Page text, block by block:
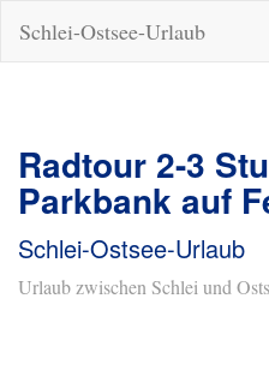
Schlei-Ostsee-Urlaub
Radtour 2-3
Parkbank auf
Schlei-Ostsee-Urlaub
Urlaub zwischen Schlei und